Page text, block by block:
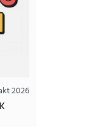
2026-27 Kortermet